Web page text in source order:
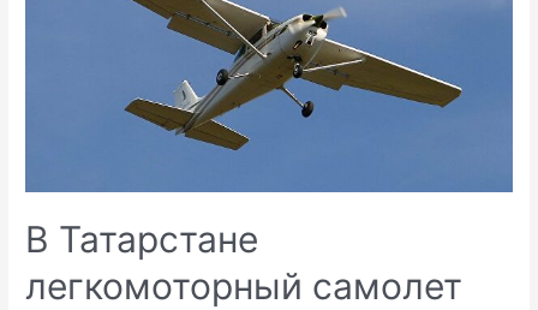
В Татарстане
легкомоторный самолет